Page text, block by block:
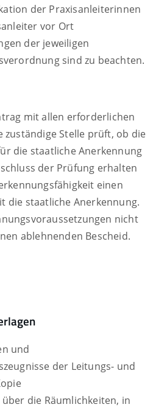
der Praxisanleiterinnen
vor Ort
der jeweiligen
sind zu beachten.
mit allen erforderlichen
zuständige Stelle prüft, ob die
die staatliche Anerkennung
der Prüfung erhalten
einen
die staatliche Anerkennung.
nicht
ablehnenden Bescheid.
und
der Leitungs- und
die Räumlichkeiten, in